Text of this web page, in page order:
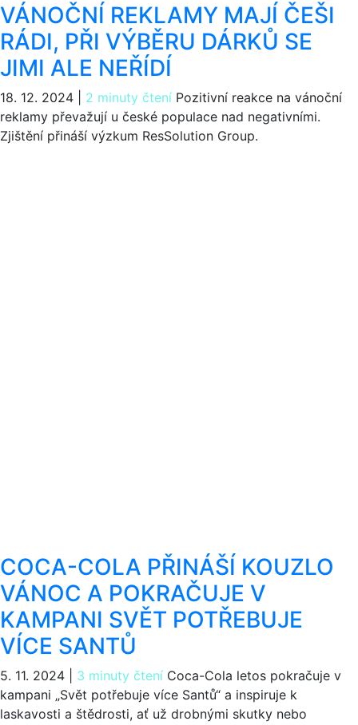
VÁNOČNÍ REKLAMY MAJÍ ČEŠI
RÁDI, PŘI VÝBĚRU DÁRKŮ SE
JIMI ALE NEŘÍDÍ
18. 12. 2024 2 minuty čtení Pozitivní reakce na vánoční
reklamy převažují u české populace nad negativními.
Zjištění přináší výzkum ResSolution Group.
COCA-COLA PŘINÁŠÍ KOUZLO
VÁNOC A POKRAČUJE V
KAMPANI SVĚT POTŘEBUJE
VÍCE SANTŮ
5. 11. 2024 3 minuty čtení Coca-Cola letos pokračuje v
kampani „Svět potřebuje více Santů“ a inspiruje k
laskavosti a štědrosti, ať už drobnými skutky nebo